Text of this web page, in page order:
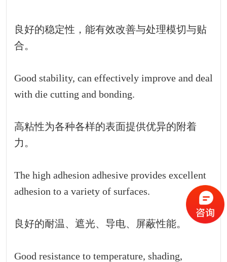
良好的稳定性，能有效改善与处理模切与贴
合。
Good stability, can effectively improve and deal
with die cutting and bonding.
高粘性为各种各样的表面提供优异的附着
力。
The high adhesion adhesive provides excellent
adhesion to a variety of surfaces.
良好的耐温、遮光、导电、屏蔽性能。
Good resistance to temperature, shading,